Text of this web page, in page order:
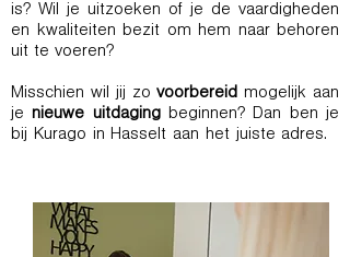
is? Wil je uitzoeken of je de vaardigheden
en kwaliteiten bezit om hem naar behoren
uit te voeren?
Misschien wil jij zovoorbereid mogelijk aan
jenieuwe uitdagingbeginnen? Dan ben je
bij Kurago in Hasselt aan het juiste adres.